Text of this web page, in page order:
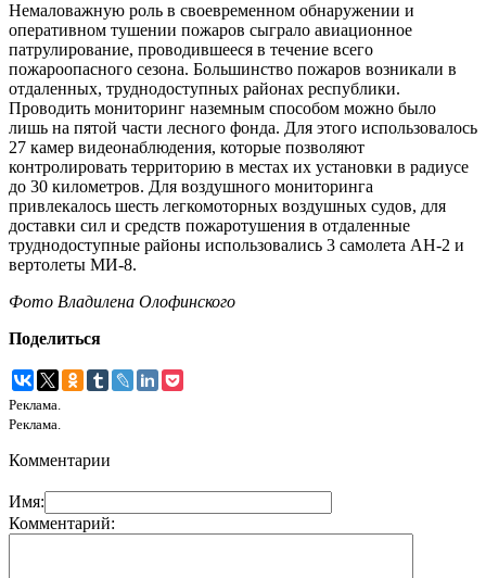
Немаловажную роль в своевременном обнаружении и
оперативном тушении пожаров сыграло авиационное
патрулирование, проводившееся в течение всего
пожароопасного сезона. Большинство пожаров возникали в
отдаленных, труднодоступных районах республики.
Проводить мониторинг наземным способом можно было
лишь на пятой части лесного фонда. Для этого использовалось
27 камер видеонаблюдения, которые позволяют
контролировать территорию в местах их установки в радиусе
до 30 километров. Для воздушного мониторинга
привлекалось шесть легкомоторных воздушных судов, для
доставки сил и средств пожаротушения в отдаленные
труднодоступные районы использовались 3 самолета АН-2 и
вертолеты МИ-8.
Фото Владилена Олофинского
Поделиться
Реклама.
Реклама.
Комментарии
Имя:
Комментарий: